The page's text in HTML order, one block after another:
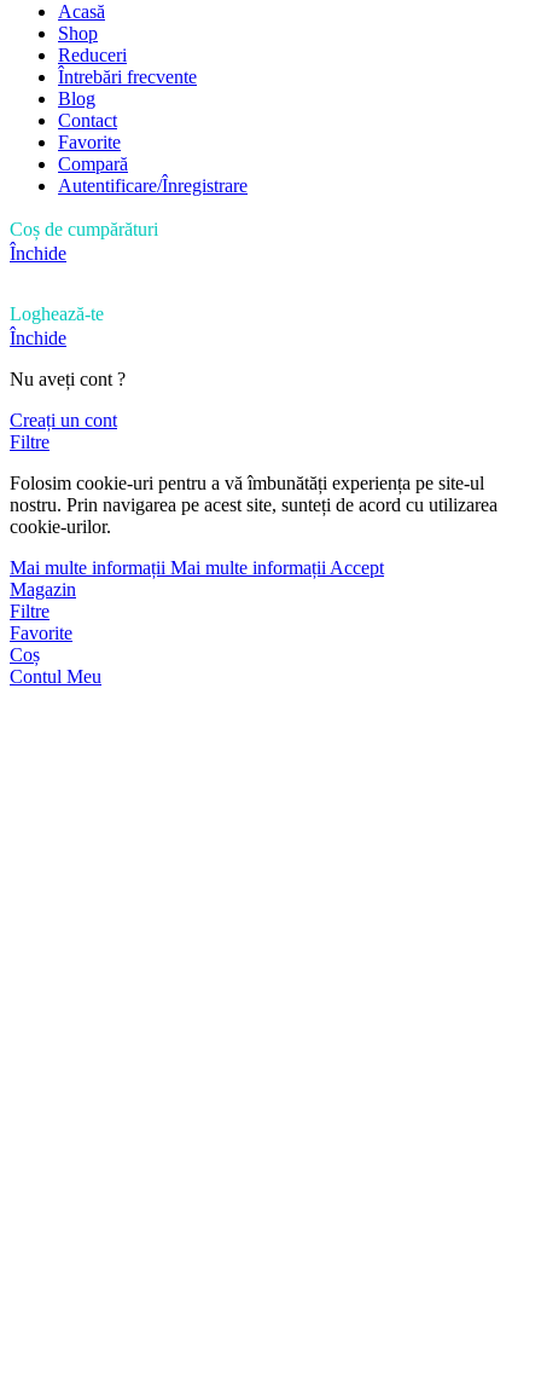
Acasă
Shop
Reduceri
Întrebări frecvente
Blog
Contact
Favorite
Compară
Autentificare/Înregistrare
Coș de cumpărături
Închide
Loghează-te
Închide
Nu aveți cont ?
Creați un cont
Filtre
Folosim cookie-uri pentru a vă îmbunătăți experiența pe site-ul
nostru. Prin navigarea pe acest site, sunteți de acord cu utilizarea
cookie-urilor.
Mai multe informații Mai multe informații Accept
Magazin
Filtre
Favorite
Coș
Contul Meu